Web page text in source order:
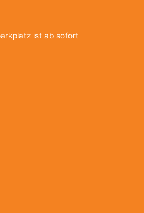
ist ab sofort